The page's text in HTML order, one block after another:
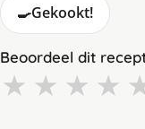
🍳Gekookt!
Beoordeel dit
★ ★ ★ ★